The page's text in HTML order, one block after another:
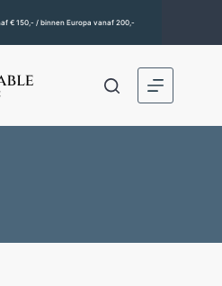
€ 150,- / binnen Europa vanaf 200,-